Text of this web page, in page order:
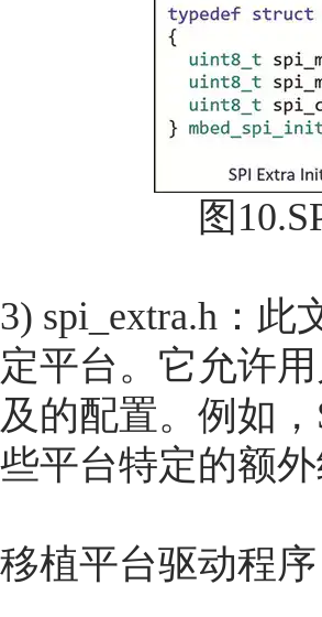
图
3) spi_extra.h：
定平台。它允许
及的配置。例如
些平台特定的额
移植平台驱动程序